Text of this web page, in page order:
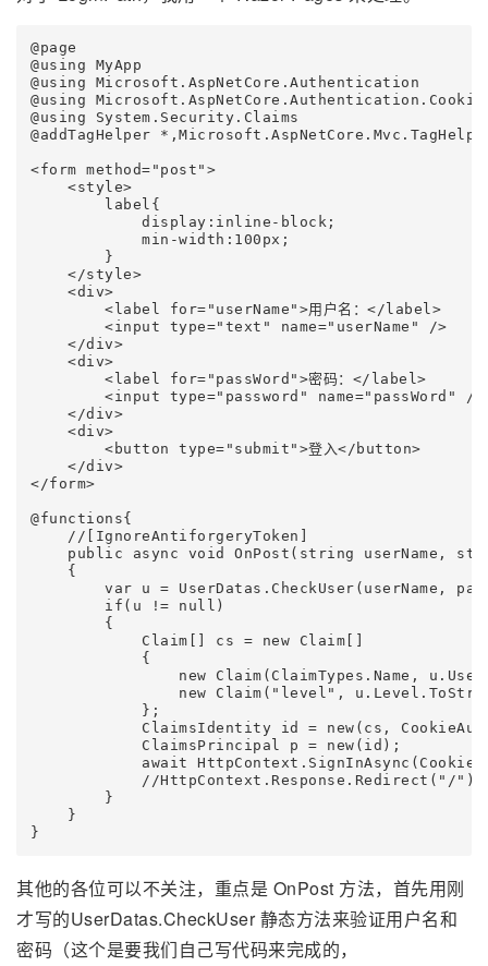
@page
@using MyApp
@using Microsoft.AspNetCore.Authentication
@using
@using System.Security.Claims
@addTagHelper
<form method="post">
    <style>
        label{
            display:inline-block;
            min-width:100px;
        }
    </style>
    <div>
        <label for="userName">用户名：</label>
        <input type="text" name="userName" />
    </div>
    <div>
        <label for="passWord">密码：</label>
        <input type="password" name="passWord" />
    </div>
    <div>
        <button type="submit">登入</button>
    </div>
</form>
@functions{
    //[IgnoreAntiforgeryToken]
public async void OnPost(string userName,
    {
var u = UserDatas.CheckUser(userName,
        if(u != null)
        {
            Claim[] cs = new Claim[]
            {
new Claim(ClaimTypes.Name,
new Claim("level",
            };
ClaimsIdentity id = new(cs,
            ClaimsPrincipal p = new(id);
await
            //HttpContext.Response.Redirect("/");
        }
    }
其他的各位可以不关注，重点是 OnPost 方法，首先用刚
才写的UserDatas.CheckUser 静态方法来验证用户名和
密码（这个是要我们自己写代码来完成的，